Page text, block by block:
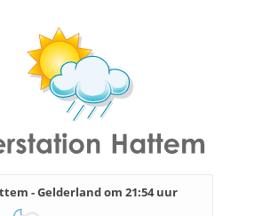
- Gelderland om 21:54uur